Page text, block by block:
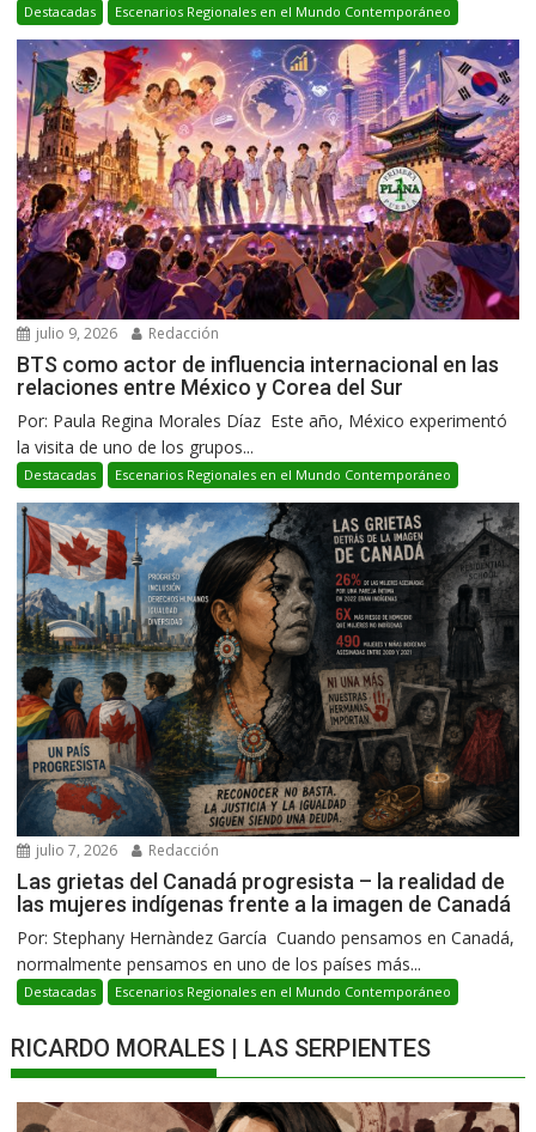
Destacadas Escenarios Regionales en el Mundo Contemporáneo
julio 9, 2026 Redacción
BTS como actor de influencia internacional en las
relaciones entre México y Corea del Sur
Por: Paula Regina Morales Díaz Este año, México experimentó
la visita de uno de los grupos...
Destacadas Escenarios Regionales en el Mundo Contemporáneo
julio 7, 2026 Redacción
Las grietas del Canadá progresista – la realidad de
las mujeres indígenas frente a la imagen de Canadá
Por: Stephany Hernàndez García Cuando pensamos en Canadá,
normalmente pensamos en uno de los países más...
Destacadas Escenarios Regionales en el Mundo Contemporáneo
RICARDO MORALES | LAS SERPIENTES